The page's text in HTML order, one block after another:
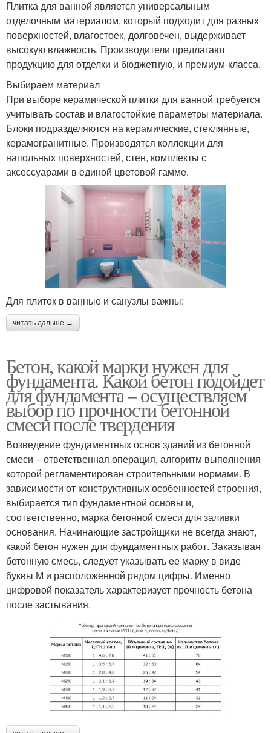
Плитка для ванной является универсальным
отделочным материалом, который подходит для разных
поверхностей, влагостоек, долговечен, выдерживает
высокую влажность. Производители предлагают
продукцию для отделки и бюджетную, и премиум-класса.
Выбираем материал
При выборе керамической плитки для ванной требуется
учитывать состав и влагостойкие параметры материала.
Блоки подразделяются на керамические, стеклянные,
керамогранитные. Производятся коллекции для
напольных поверхностей, стен, комплекты с
аксессуарами в единой цветовой гамме.
Для плиток в ванные и санузлы важны:
читать дальше →
Бетон, какой марки нужен для
фундамента. Какой бетон подойдет
для фундамента – осуществляем
выбор по прочности бетонной
смеси после твердения
Возведение фундаментных основ зданий из бетонной
смеси – ответственная операция, алгоритм выполнения
которой регламентирован строительными нормами. В
зависимости от конструктивных особенностей строения,
выбирается тип фундаментной основы и,
соответственно, марка бетонной смеси для заливки
основания. Начинающие застройщики не всегда знают,
какой бетон нужен для фундаментных работ. Заказывая
бетонную смесь, следует указывать ее марку в виде
буквы М и расположенной рядом цифры. Именно
цифровой показатель характеризует прочность бетона
после застывания.